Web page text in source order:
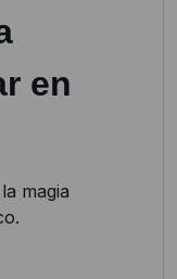
en
magia